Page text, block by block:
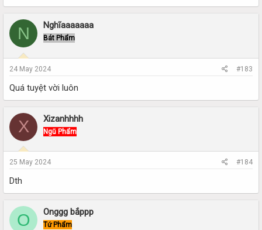
N Nghĩaaaaaaa
Bát Phẩm
24 May 2024 #183
Quá tuyệt vời luôn
X Xizanhhhh
Ngũ Phẩm
25 May 2024 #184
Dth
O Onggg bắppp
Tứ Phẩm